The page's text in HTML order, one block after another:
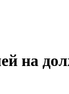
на